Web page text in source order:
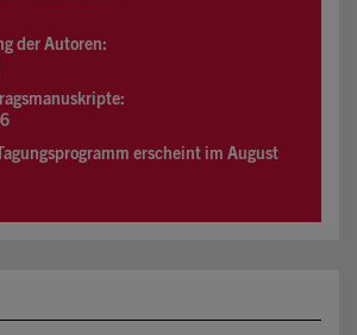
der Autoren:
erscheint im August